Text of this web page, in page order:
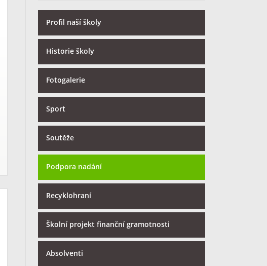
Profil naší školy
Historie školy
Fotogalerie
Sport
Soutěže
Podpora nadání
Recyklohraní
Školní projekt finanční gramotnosti
Absolventi